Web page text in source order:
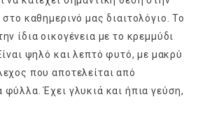
καθημερινό μας διαιτολόγιο. Το
ίδια οικογένεια με το κρεμμύδι
ψηλό και λεπτό φυτό, με μακρύ
που αποτελείται από
φύλλα. Έχει γλυκιά και ήπια γεύση,